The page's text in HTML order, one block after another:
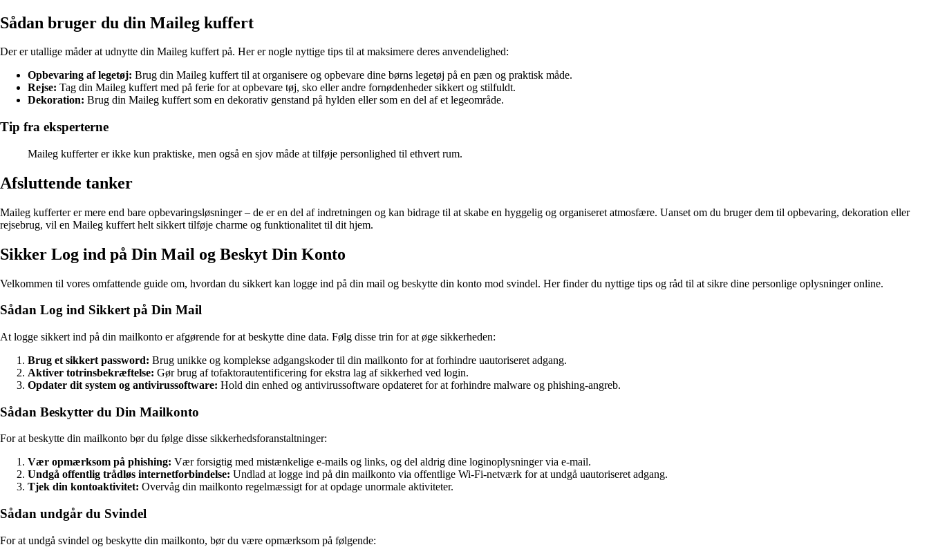
Sådan bruger du din Maileg kuffert
Der er utallige måder at udnytte din Maileg kuffert på. Her er nogle nyttige tips til at maksimere deres anvendelighed:
Opbevaring af legetøj: Brug din Maileg kuffert til at organisere og opbevare dine børns legetøj på en pæn og praktisk måde.
Rejse: Tag din Maileg kuffert med på ferie for at opbevare tøj, sko eller andre fornødenheder sikkert og stilfuldt.
Dekoration: Brug din Maileg kuffert som en dekorativ genstand på hylden eller som en del af et legeområde.
Tip fra eksperterne
Maileg kufferter er ikke kun praktiske, men også en sjov måde at tilføje personlighed til ethvert rum.
Afsluttende tanker
Maileg kufferter er mere end bare opbevaringsløsninger – de er en del af indretningen og kan bidrage til at skabe en hyggelig og organiseret atmosfære. Uanset om du bruger dem til opbevaring, dekoration eller
rejsebrug, vil en Maileg kuffert helt sikkert tilføje charme og funktionalitet til dit hjem.
Sikker Log ind på Din Mail og Beskyt Din Konto
Velkommen til vores omfattende guide om, hvordan du sikkert kan logge ind på din mail og beskytte din konto mod svindel. Her finder du nyttige tips og råd til at sikre dine personlige oplysninger online.
Sådan Log ind Sikkert på Din Mail
At logge sikkert ind på din mailkonto er afgørende for at beskytte dine data. Følg disse trin for at øge sikkerheden:
Brug et sikkert password: Brug unikke og komplekse adgangskoder til din mailkonto for at forhindre uautoriseret adgang.
Aktiver totrinsbekræftelse: Gør brug af tofaktorautentificering for ekstra lag af sikkerhed ved login.
Opdater dit system og antivirussoftware: Hold din enhed og antivirussoftware opdateret for at forhindre malware og phishing-angreb.
Sådan Beskytter du Din Mailkonto
For at beskytte din mailkonto bør du følge disse sikkerhedsforanstaltninger:
Vær opmærksom på phishing: Vær forsigtig med mistænkelige e-mails og links, og del aldrig dine loginoplysninger via e-mail.
Undgå offentlig trådløs internetforbindelse: Undlad at logge ind på din mailkonto via offentlige Wi-Fi-netværk for at undgå uautoriseret adgang.
Tjek din kontoaktivitet: Overvåg din mailkonto regelmæssigt for at opdage unormale aktiviteter.
Sådan undgår du Svindel
For at undgå svindel og beskytte din mailkonto, bør du være opmærksom på følgende: